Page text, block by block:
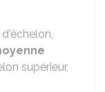
supérieur,